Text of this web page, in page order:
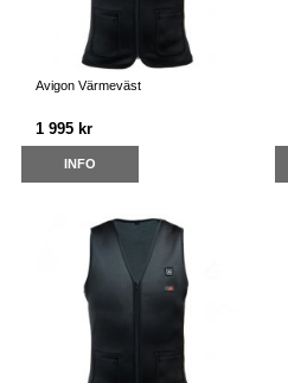
Avigon Värmeväst
1 995 kr
INFO